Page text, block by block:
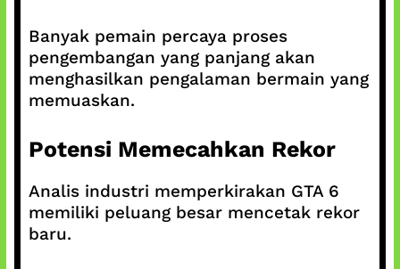
Banyak pemain percaya proses
pengembangan yang panjang akan
menghasilkan pengalaman bermain yang
memuaskan.
Potensi Memecahkan Rekor
Analis industri memperkirakan GTA 6
memiliki peluang besar mencetak rekor
baru.